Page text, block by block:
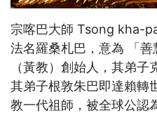
宗喀巴大師 Tsong kha-
法名羅桑札巴，意為 「
（黃教）創始人，其弟子
其弟子根敦朱巴即達賴轉
教一代祖師，被全球公認